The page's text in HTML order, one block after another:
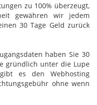
zu 100% überzeugt,
gewähren wir jedem
30 Tage Geld zurück
haben Sie 30
gründlich unter die Lupe
es den Webhosting
ohne wenn